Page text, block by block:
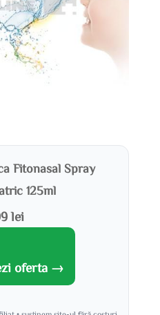
Fitonasal Spray
125ml
lei
oferta →